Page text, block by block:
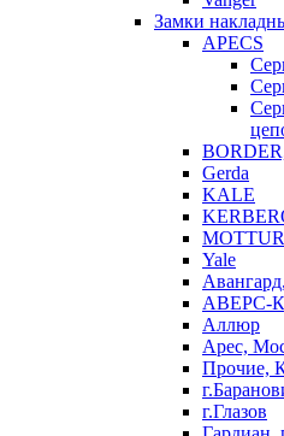
Замки
APECS
Gerda
KALE
Yale
АВЕРС-К,
Аллюр
Арес,
Прочие,
г.Глазов